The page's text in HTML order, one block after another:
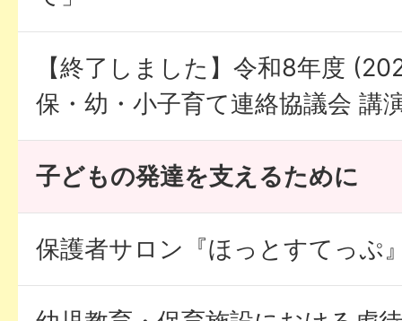
【終了しました】令和8年度
保・幼・小子育て連絡協議会 講
子どもの発達を支えるために
保護者サロン『ほっとすてっぷ